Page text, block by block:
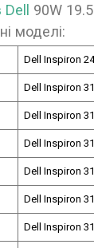
Dell 90W
моделі:
Dell Inspiron
Dell Inspiron
Dell Inspiron
Dell Inspiron
Dell Inspiron
Dell Inspiron
Dell Inspiron